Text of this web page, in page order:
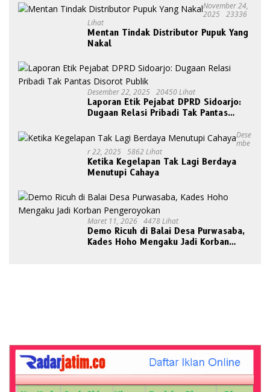
November 24,
2025 23336
Lihat
Mentan Tindak Distributor Pupuk Yang
Nakal
Desember 22, 2025 20450 Lihat
Laporan Etik Pejabat DPRD Sidoarjo:
Dugaan Relasi Pribadi Tak Pantas
Dese
Mbe
R 22, 2025 5862 Lihat
Ketika Kegelapan Tak Lagi Berdaya
Menutupi Cahaya
Maret 11, 2026 4478 Lihat
Demo Ricuh di Balai Desa Purwasaba,
Kades Hoho Mengaku Jadi Korban